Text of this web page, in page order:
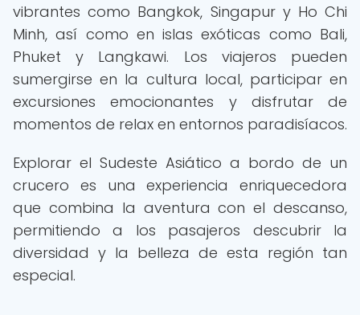
vibrantes como Bangkok, Singapur y Ho Chi
Minh, así como en islas exóticas como Bali,
Phuket y Langkawi. Los viajeros pueden
sumergirse en la cultura local, participar en
excursiones emocionantes y disfrutar de
momentos de relax en entornos paradisíacos.
Explorar el Sudeste Asiático a bordo de un
crucero es una experiencia enriquecedora
que combina la aventura con el descanso,
permitiendo a los pasajeros descubrir la
diversidad y la belleza de esta región tan
especial.